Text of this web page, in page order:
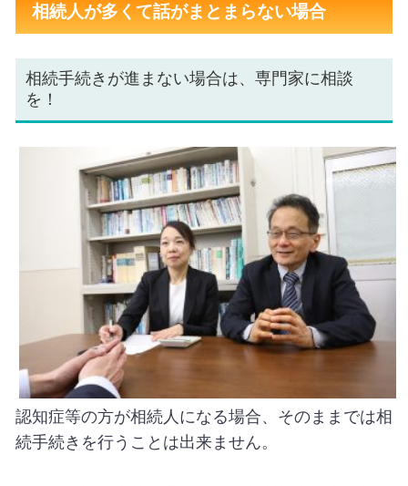
相続人が多くて話がまとまらない場合
相続手続きが進まない場合は、専門家に相談
を！
認知症等の方が相続人になる場合、そのままでは相
続手続きを行うことは出来ません。